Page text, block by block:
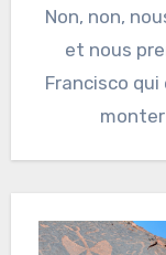
Non, non,
et nous
Francisco
monter